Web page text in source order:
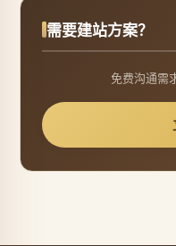
需要建站方案？
免费沟通需